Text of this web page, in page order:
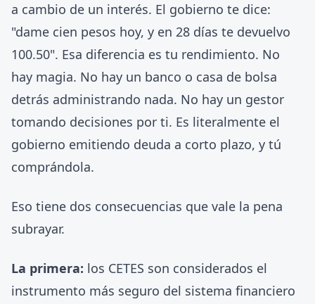
a cambio de un interés. El gobierno te dice:
"dame cien pesos hoy, y en 28 días te devuelvo
100.50". Esa diferencia es tu rendimiento. No
hay magia. No hay un banco o casa de bolsa
detrás administrando nada. No hay un gestor
tomando decisiones por ti. Es literalmente el
gobierno emitiendo deuda a corto plazo, y tú
comprándola.
Eso tiene dos consecuencias que vale la pena
subrayar.
La primera: los CETES son considerados el
instrumento más seguro del sistema financiero